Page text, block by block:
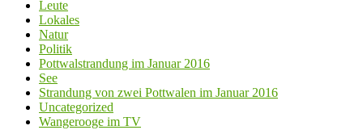
Leute
Lokales
Natur
Politik
Pottwalstrandung im Januar 2016
See
Strandung von zwei Pottwalen im Januar 2016
Uncategorized
Wangerooge im TV